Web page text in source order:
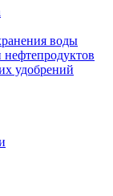
воды
удобрений